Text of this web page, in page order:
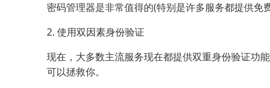
密码管理器是非常值得的(特别是许多服务都提供免费
2. 使用双因素身份验证
现在，大多数主流服务现在都提供双重身份验证功
可以拯救你。